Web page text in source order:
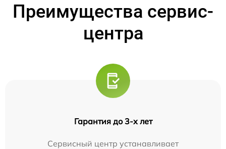
Преимущества сервис-
центра
Гарантия до 3-х лет
Сервисный центр устанавливает